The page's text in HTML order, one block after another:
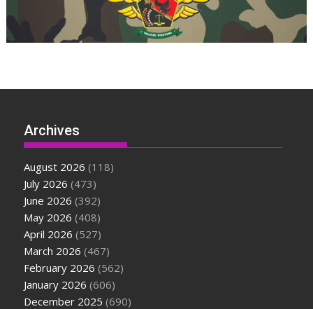
Archives
August 2026 (118)
July 2026 (473)
June 2026 (392)
May 2026 (408)
April 2026 (527)
March 2026 (467)
February 2026 (562)
January 2026 (606)
December 2025 (690)